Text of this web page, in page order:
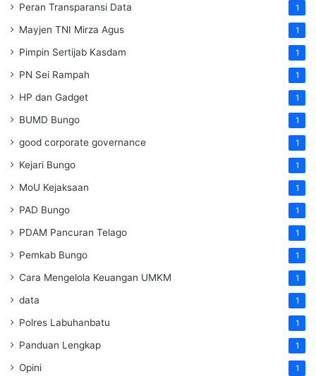
Peran Transparansi Data 1
Mayjen TNI Mirza Agus 1
Pimpin Sertijab Kasdam 1
PN Sei Rampah 1
HP dan Gadget 1
BUMD Bungo 1
good corporate governance 1
Kejari Bungo 1
MoU Kejaksaan 1
PAD Bungo 1
PDAM Pancuran Telago 1
Pemkab Bungo 1
Cara Mengelola Keuangan UMKM 1
data 1
Polres Labuhanbatu 1
Panduan Lengkap 1
Opini 1